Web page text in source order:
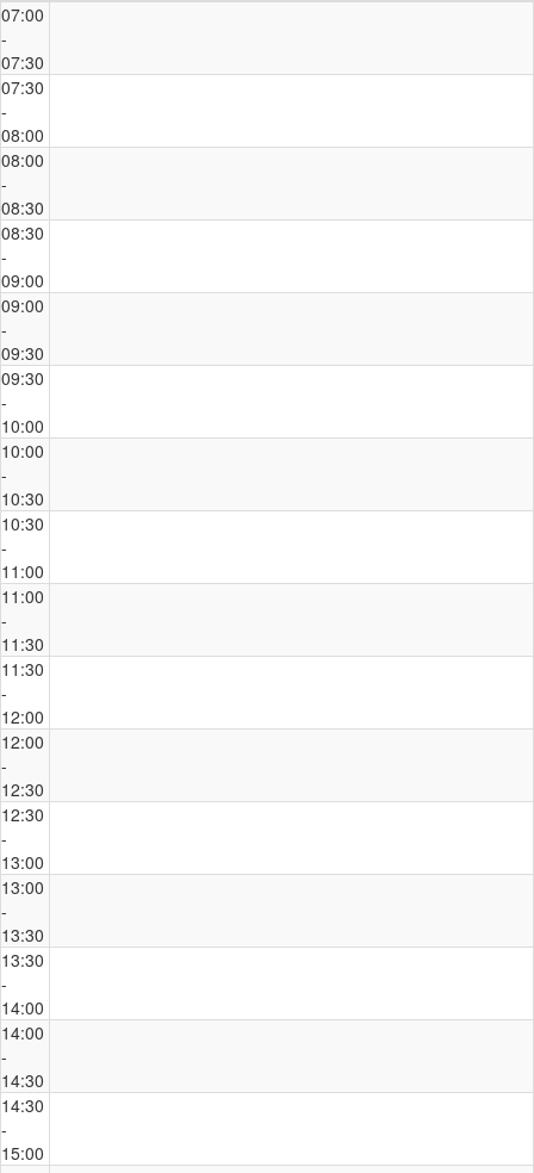
07:00
-
07:30
07:30
-
08:00
08:00
-
08:30
08:30
-
09:00
09:00
-
09:30
09:30
-
10:00
10:00
-
10:30
10:30
-
11:00
11:00
-
11:30
11:30
-
12:00
12:00
-
12:30
12:30
-
13:00
13:00
-
13:30
13:30
-
14:00
14:00
-
14:30
14:30
-
15:00